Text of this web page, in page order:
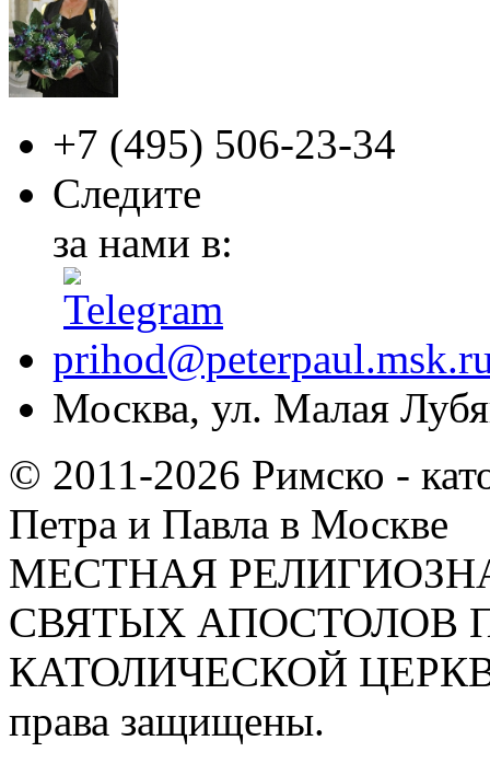
+7 (495) 506-23-34
Следите
за нами в:
Москва, ул. Малая
© 2011-2026 Римско -
Петра и Павла в Москве
МЕСТНАЯ
СВЯТЫХ АПОСТОЛОВ
КАТОЛИЧЕСКОЙ
права защищены.